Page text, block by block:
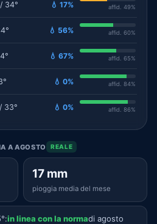
34° 💧 17% affid. 49%
💧 56% affid. 60%
💧 67% affid. 65%
💧 0% affid. 84%
33° 💧 0% affid. 86%
A AGOSTO REALE
17 mm
pioggia media del mese
in linea con la normadi agosto